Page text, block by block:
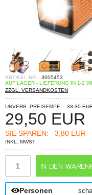
ARTIKEL-NR.: 3005453
AUF LAGER - LIEFERUNG IN 1-2
ZZGL. VERSANDKOSTEN
UNVERB. PREISEMPF.: 33,30
29,50 EUR
SIE SPAREN: 3,80 EUR
INKL. MWST
Personen